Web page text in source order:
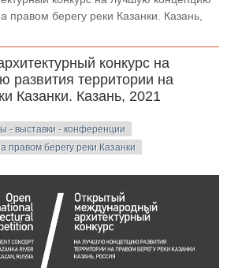
правом берегу реки Казанки. Казань,
конкурс на
развития территории на
Казанки. Казань, 2021
- выставки - конференции
правом берегу реки Казанки